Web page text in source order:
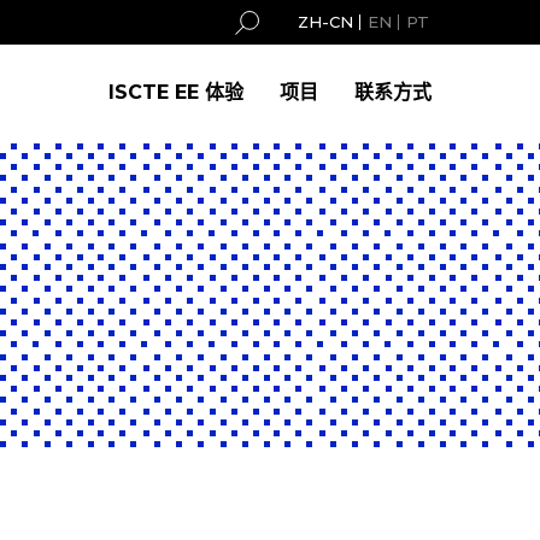
ZH-CN EN PT
ISCTE EE 体验 项目 联系方式